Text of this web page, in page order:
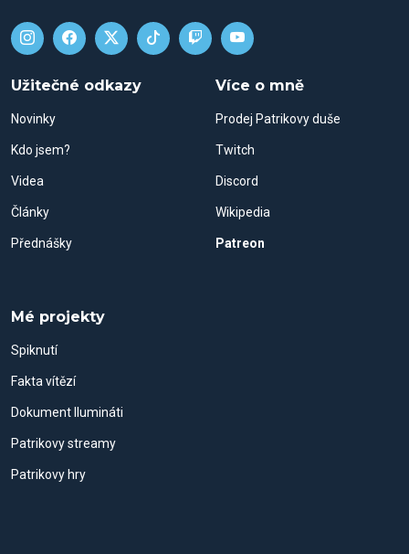
Užitečné odkazy
Novinky
Kdo jsem?
Videa
Články
Přednášky
Více o mně
Prodej Patrikovy duše
Twitch
Discord
Wikipedia
Patreon
Mé projekty
Spiknutí
Fakta vítězí
Dokument Ilumináti
Patrikovy streamy
Patrikovy hry